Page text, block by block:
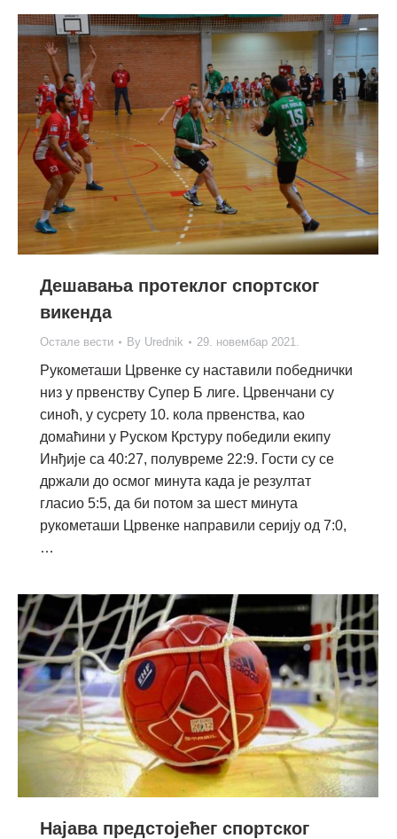
Дешавања протеклог спортског
викенда
Остале вести By Urednik 29. новембар 2021.
Рукометаши Црвенке су наставили победнички
низ у првенству Супер Б лиге. Црвенчани су
синоћ, у сусрету 10. кола првенства, као
домаћини у Руском Крстуру победили екипу
Инђије са 40:27, полувреме 22:9. Гости су се
држали до осмог минута када је резултат
гласио 5:5, да би потом за шест минута
рукометаши Црвенке направили серију од 7:0,
…
Најава предстојећег спортског